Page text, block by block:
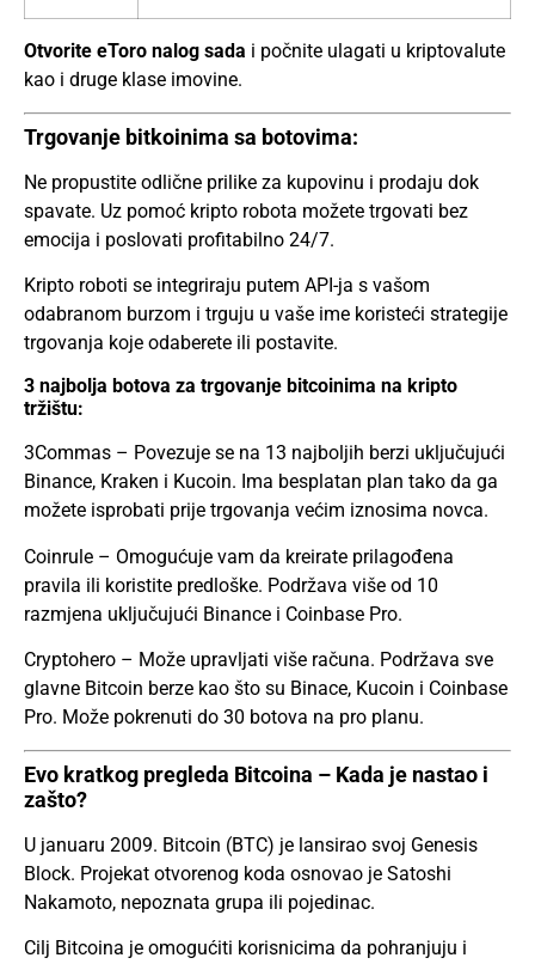
Otvorite eToro nalog sada i počnite ulagati u kriptovalute
kao i druge klase imovine.
Trgovanje bitkoinima sa botovima:
Ne propustite odlične prilike za kupovinu i prodaju dok
spavate. Uz pomoć kripto robota možete trgovati bez
emocija i poslovati profitabilno 24/7.
Kripto roboti se integriraju putem API-ja s vašom
odabranom burzom i trguju u vaše ime koristeći strategije
trgovanja koje odaberete ili postavite.
3 najbolja botova za trgovanje bitcoinima na kripto
tržištu:
3Commas – Povezuje se na 13 najboljih berzi uključujući
Binance, Kraken i Kucoin. Ima besplatan plan tako da ga
možete isprobati prije trgovanja većim iznosima novca.
Coinrule – Omogućuje vam da kreirate prilagođena
pravila ili koristite predloške. Podržava više od 10
razmjena uključujući Binance i Coinbase Pro.
Cryptohero – Može upravljati više računa. Podržava sve
glavne Bitcoin berze kao što su Binace, Kucoin i Coinbase
Pro. Može pokrenuti do 30 botova na pro planu.
Evo kratkog pregleda Bitcoina – Kada je nastao i
zašto?
U januaru 2009. Bitcoin (BTC) je lansirao svoj Genesis
Block. Projekat otvorenog koda osnovao je Satoshi
Nakamoto, nepoznata grupa ili pojedinac.
Cilj Bitcoina je omogućiti korisnicima da pohranjuju i